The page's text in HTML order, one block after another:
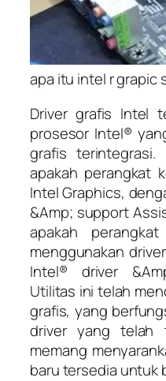
apa itu intel r grapic
Driver grafis Intel
prosesor Intel®
grafis terintegrasi.
apakah perangkat
Intel Graphics,
&Amp; support
apakah
menggunakan
Intel® driver
Utilitas ini telah
grafis, yang
driver yang telah
memang
baru tersedia untuk